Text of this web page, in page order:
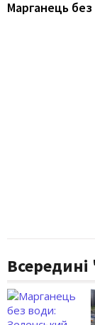
Марганець без